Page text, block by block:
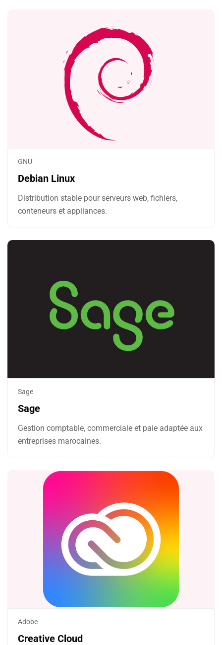
GNU
Debian Linux
Distribution stable pour serveurs web, fichiers,
conteneurs et appliances.
Sage
Sage
Gestion comptable, commerciale et paie adaptée aux
entreprises marocaines.
Adobe
Creative Cloud